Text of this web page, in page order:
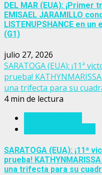
DEL MAR (EUA): ¡Primer
EMISAEL JARAMILLO
LISTENUPSHANCE en un
(G1)
julio 27, 2026
SARATOGA (EUA): ¡11ª
prueba!
una trifecta para su
4 min de lectura
SARATOGA (EUA): ¡11ª
prueba!
una trifecta para su